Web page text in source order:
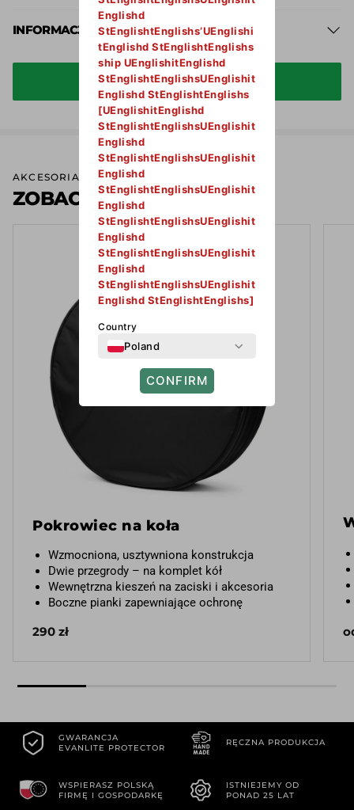
INFORMACJA PRODUCENTA
Podmiot oraz producent odpowiedzialny na terenie UE:
Evanlite marka należąca do Lemonbike.eu Gabriela
Fabian, NIP: 6311009288, Polska, Ruda Śląska, ul. 1 Maja
DODAJ DO KOSZYKA
AKCESORIA
ZOBACZ WIĘCEJ
Pokrowiec na koła
Wzmocniona, usztywniona konstrukcja
Dwie przegrody – na komplet kół
Wewnętrzna kieszeń na zaciski i akcesoria
Boczne pianki zapewniające ochronę
290 zł
GWARANCJA
EVANLITE PROTECTOR
RĘCZNA PRODUKCJA
WSPIERASZ POLSKĄ
FIRMĘ I GOSPODARKĘ
ISTNIEJEMY OD
PONAD 25 LAT
Englishd
StEnglishtEnglishs’UEnglishi
tEnglishd StEnglishtEnglishs
ship UEnglishitEnglishd
StEnglishtEnglishsUEnglishit
Englishd StEnglishtEnglishs
[UEnglishitEnglishd
StEnglishtEnglishsUEnglishit
Englishd
StEnglishtEnglishsUEnglishit
Englishd
StEnglishtEnglishsUEnglishit
Englishd
StEnglishtEnglishsUEnglishit
Englishd
StEnglishtEnglishsUEnglishit
Englishd
StEnglishtEnglishsUEnglishit
Englishd StEnglishtEnglishs]
Country
Poland
CONFIRM